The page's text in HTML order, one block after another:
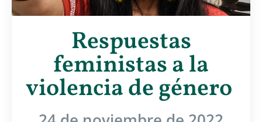
Respuestas
feministas a la
violencia de género